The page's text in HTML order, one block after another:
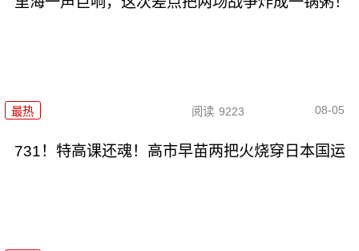
最热 阅读 9223 08-05
731！特高课还魂！高市早苗两把火烧穿日本国运